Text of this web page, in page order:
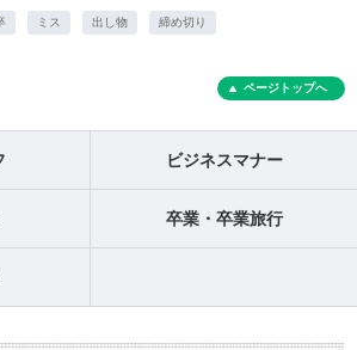
ミス 出し物 締め切り
ページトップへ
ビジネスマナー
卒業・卒業旅行